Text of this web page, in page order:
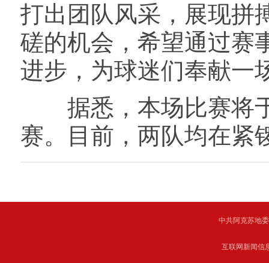
打出团队风采，展现拼
磋的机会，希望通过赛
进步，为球迷们奉献一
据悉，本场比赛将于
赛。目前，两队均在紧
中共阿克苏地
互联网新闻